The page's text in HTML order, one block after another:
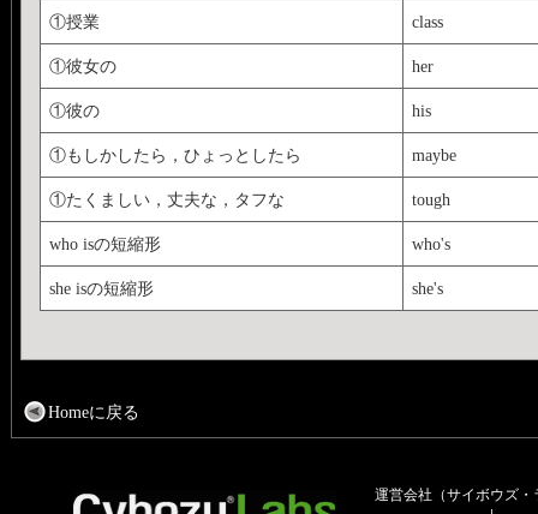
①授業 class
①彼女の her
①彼の his
①もしかしたら，ひょっとしたら maybe
①たくましい，丈夫な，タフな tough
who isの短縮形 who's
she isの短縮形 she's
Homeに戻る
運営会社（サイボウズ・